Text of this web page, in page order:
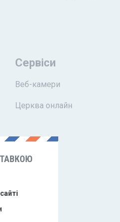
Сервіси
Веб-камери
Церква онлайн